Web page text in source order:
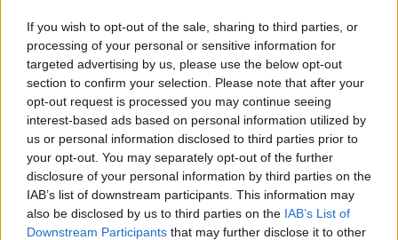
If you wish to opt-out of the sale, sharing to third parties, or
processing of your personal or sensitive information for
targeted advertising by us, please use the below opt-out
section to confirm your selection. Please note that after your
opt-out request is processed you may continue seeing
interest-based ads based on personal information utilized by
us or personal information disclosed to third parties prior to
your opt-out. You may separately opt-out of the further
disclosure of your personal information by third parties on the
IAB’s list of downstream participants. This information may
also be disclosed by us to third parties on the IAB’s List of
Downstream Participants that may further disclose it to other
O
B
O R D
O
R
O B A D
O
A
B O R D
O
O
B R A D O
R
D
O R
O
A
B R
O
A
R D
O